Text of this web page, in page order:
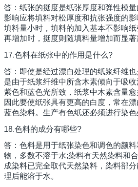
答：纸张的挺度是纸张厚度和弹性模
影响应将填料对松厚度和抗张强度的
填料量小时，填料的加入基本不影响
再增加时，挺度则随填料量增加而显著
17.色料在纸张中的作用是什么?
答：即使是经过漂白处理的纸浆纤维
是由于纸浆纤维中所含木素倾向于吸
紫色和蓝色光所致，纸浆中木素含量愈
因此要使纸张具有更高的白度，常在
蓝色染料。生产有色纸还必须进行染色
18.色料的成分有哪些?
答：色料是用于纸张染色和调色的颜
物，多数不溶于水;染料有天然染料和
成染料已完全取代天然染料，染料部
理后能溶于水。